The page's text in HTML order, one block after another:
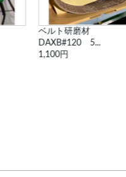
ベルト研磨材
DAXB#120 5...